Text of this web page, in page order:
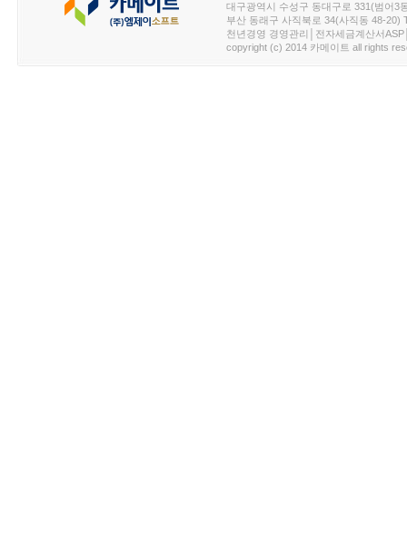
대구광역시 수성구 동대구로 331(범어3
부산 동래구 사직북로 34(사직동 48-20)
천년경영 경영관리│전자세금계산서
copyright (c) 2014 카메이트 all rights